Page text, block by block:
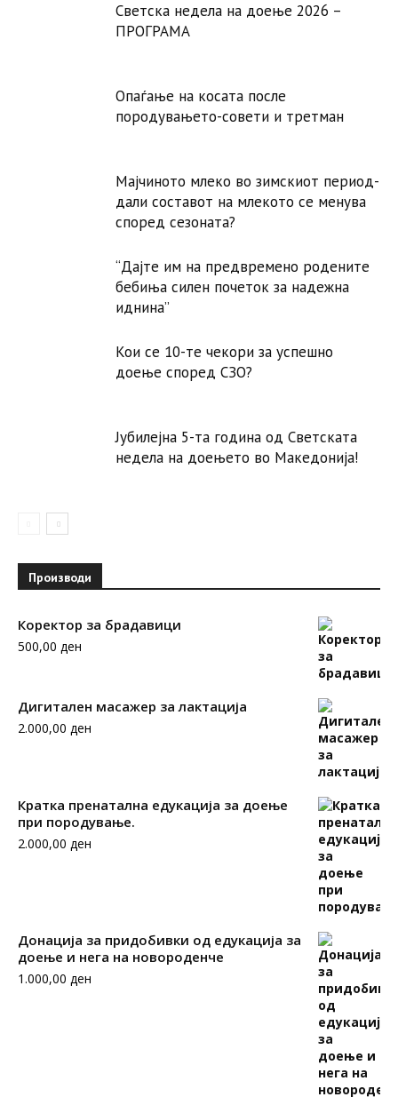
Светска недела на доење 2026 –
ПРОГРАМА
Опаѓање на косата после
породувањето-совети и третман
Мајчиното млеко во зимскиот период-
дали составот на млекото се менува
според сезоната?
“Дајте им на предвремено родените
бебиња силен почеток за надежна
иднина”
Кои се 10-те чекори за успешно
доење според СЗО?
Јубилејна 5-та година од Светската
недела на доењето во Македонија!
Производи
Коректор за брадавици
500,00 ден
Дигитален масажер за лактација
2.000,00 ден
Кратка пренатална едукација за доење
при породување.
2.000,00 ден
Донација за придобивки од едукација за
доење и нега на новороденче
1.000,00 ден